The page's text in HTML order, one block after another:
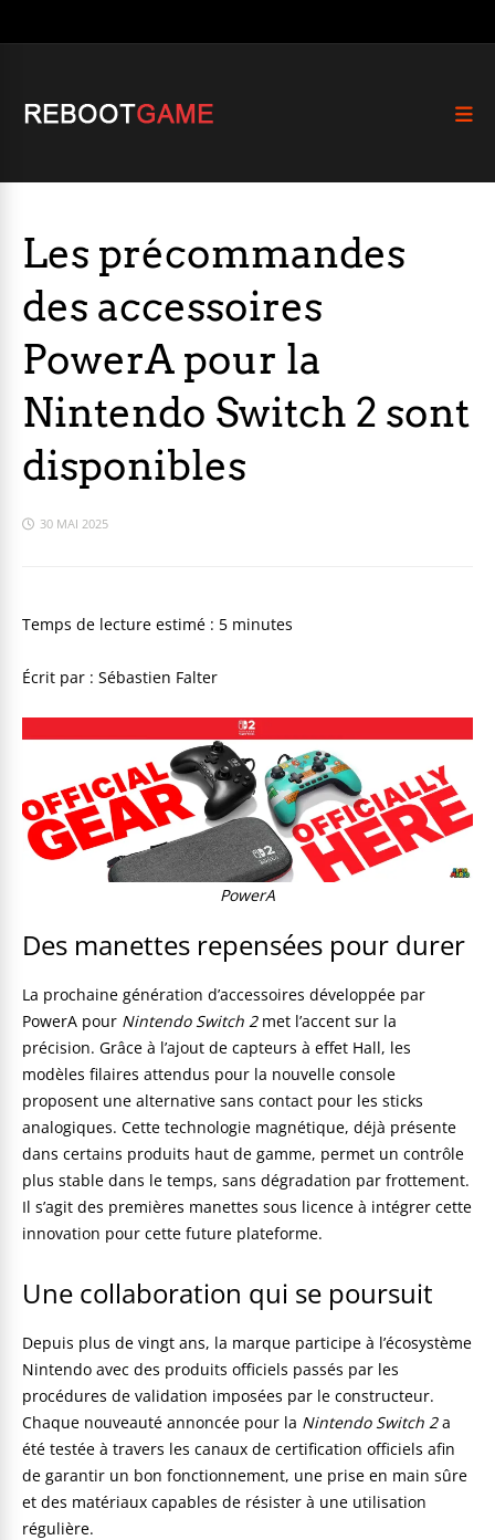
Les précommandes
des accessoires
PowerA pour la
Nintendo Switch 2 sont
disponibles
30 MAI 2025
Temps de lecture estimé : 5 minutes
Écrit par : Sébastien Falter
PowerA
Des manettes repensées pour durer
La prochaine génération d’accessoires développée par
PowerA pour Nintendo Switch 2met l’accent sur la
précision. Grâce à l’ajout de capteurs à effet Hall, les
modèles filaires attendus pour la nouvelle console
proposent une alternative sans contact pour les sticks
analogiques. Cette technologie magnétique, déjà présente
dans certains produits haut de gamme, permet un contrôle
plus stable dans le temps, sans dégradation par frottement.
Il s’agit des premières manettes sous licence à intégrer cette
innovation pour cette future plateforme.
Une collaboration qui se poursuit
Depuis plus de vingt ans, la marque participe à l’écosystème
Nintendo avec des produits officiels passés par les
procédures de validation imposées par le constructeur.
Chaque nouveauté annoncée pour la Nintendo Switch 2a
été testée à travers les canaux de certification officiels afin
de garantir un bon fonctionnement, une prise en main sûre
et des matériaux capables de résister à une utilisation
régulière.